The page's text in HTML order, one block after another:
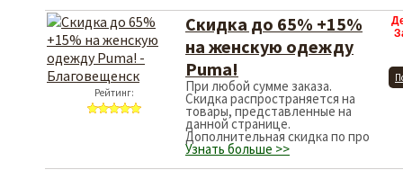
Рейтинг:
Скидка до 65% +15%
на женскую одежду
Puma!
При любой сумме заказа.
Скидка распространяется на
товары, представленные на
данной странице.
Дополнительная скидка по про
Узнать больше >>